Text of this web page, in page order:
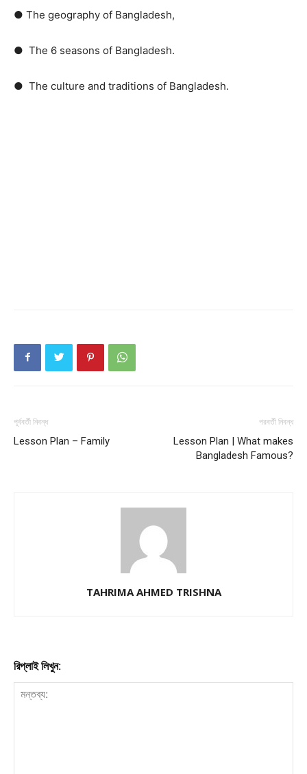
Champs21
● The geography of Bangladesh,
● The 6 seasons of Bangladesh.
● The culture and traditions of Bangladesh.
পূর্ববর্তী নিবন্ধ
Lesson Plan – Family
পরবর্তী নিবন্ধ
Lesson Plan | What makes
Bangladesh Famous?
TAHRIMA AHMED TRISHNA
রিপ্লাই লিখুন: